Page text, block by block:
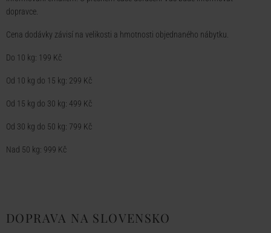
dopravce.
Cena dodávky závisí na velikosti a hmotnosti objednaného nábytku.
Do 10 kg: 199 Kč
Od 10 kg do 15 kg: 299 Kč
Od 15 kg do 30 kg: 499 Kč
Od 30 kg do 50 kg: 799 Kč
Nad 50 kg: 999 Kč
DOPRAVA NA SLOVENSKO